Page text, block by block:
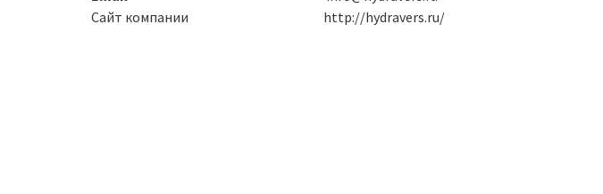
Сайт компании
http://hydravers.ru/